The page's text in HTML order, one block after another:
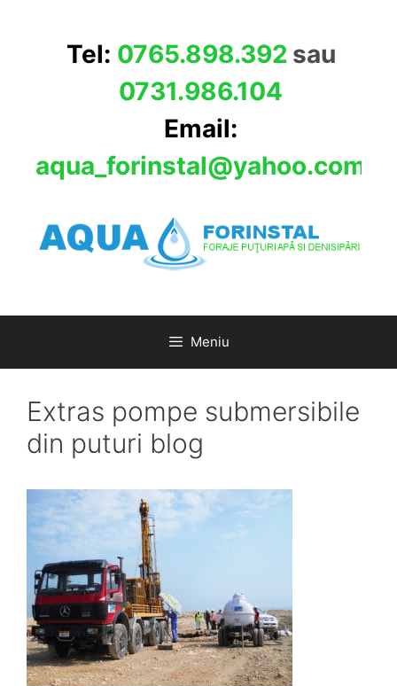
Tel: 0765.898.392 sau
0731.986.104
Email:
aqua_forinstal@yahoo.com
Meniu
Extras pompe submersibile
din puturi blog